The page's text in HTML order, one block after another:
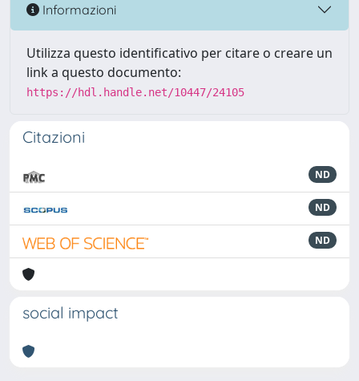
Informazioni
Utilizza questo identificativo per citare o creare un
link a questo documento:
https://hdl.handle.net/10447/24105
Citazioni
ND
ND
ND
social impact